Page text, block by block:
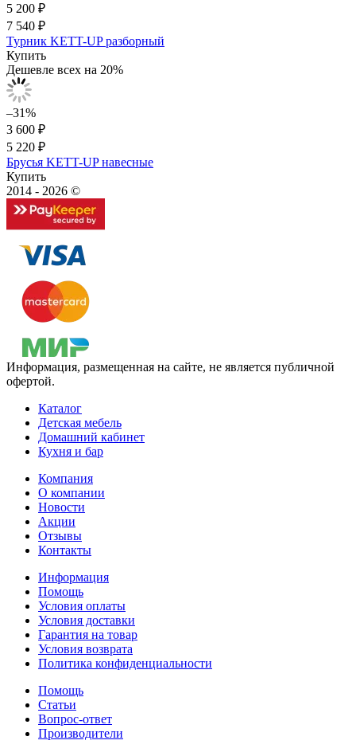
5 200 ₽
7 540 ₽
Турник KETT-UP разборный
Купить
Дешевле всех на 20%
–31%
3 600 ₽
5 220 ₽
Брусья KETT-UP навесные
Купить
2014 - 2026 ©
Информация, размещенная на сайте, не является публичной
офертой.
Каталог
Детская мебель
Домашний кабинет
Кухня и бар
Компания
О компании
Новости
Акции
Отзывы
Контакты
Информация
Помощь
Условия оплаты
Условия доставки
Гарантия на товар
Условия возврата
Политика конфиденциальности
Помощь
Статьи
Вопрос-ответ
Производители